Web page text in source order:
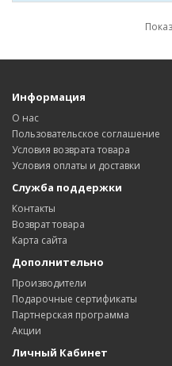
Информация
О нас
Пользовательское соглашение
Условия возврата товара
Условия оплаты и доставки
Служба поддержки
Контакты
Возврат товара
Карта сайта
Дополнительно
Производители
Подарочные сертификаты
Партнерская программа
Акции
Личный Кабинет